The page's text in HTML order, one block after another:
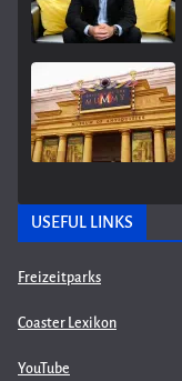
USEFUL LINKS
Freizeitparks
Coaster Lexikon
YouTube